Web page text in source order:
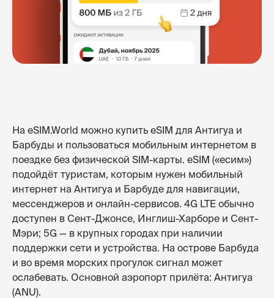
На eSIM.World можно купить eSIM для Антигуа и
Барбуды и пользоваться мобильным интернетом в
поездке без физической SIM-карты. eSIM («есим»)
подойдёт туристам, которым нужен мобильный
интернет на Антигуа и Барбуде для навигации,
мессенджеров и онлайн-сервисов. 4G LTE обычно
доступен в Сент-Джонсе, Инглиш-Харборе и Сент-
Мэри; 5G — в крупных городах при наличии
поддержки сети и устройства. На острове Барбуда
и во время морских прогулок сигнал может
ослабевать. Основной аэропорт прилёта: Антигуа
(ANU).